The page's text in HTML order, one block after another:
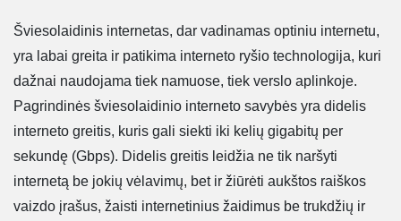
Šviesolaidinis internetas, dar vadinamas optiniu internetu,
yra labai greita ir patikima interneto ryšio technologija, kuri
dažnai naudojama tiek namuose, tiek verslo aplinkoje.
Pagrindinės šviesolaidinio interneto savybės yra didelis
interneto greitis, kuris gali siekti iki kelių gigabitų per
sekundę (Gbps). Didelis greitis leidžia ne tik naršyti
internetą be jokių vėlavimų, bet ir žiūrėti aukštos raiškos
vaizdo įrašus, žaisti internetinius žaidimus be trukdžių ir